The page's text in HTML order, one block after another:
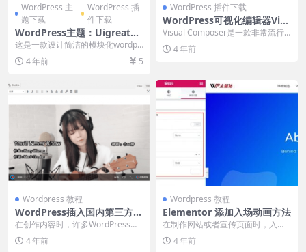
WordPress 主
题下载
WordPress 插
件下载
WordPress主题：Uigreat主
题加wpxyz插件
这是一款设计简洁的模块化wordpr
ess主题，时下最流行的就是这种模
块化的布局...
4 年前 5
WordPress 插件下载
WordPress可视化编辑器Visu
al Composer
Visual Composer是一款非常流行
的wordpress可视化编辑器，用...
4 年前
Wordpress 教程
WordPress插入国内第三方视
频的方法(优酷、腾讯视频等)
法使用古腾堡可重用区块高效
在创作内容时，许多WordPress站
点为都会用到视频，让网站更加丰
富 虽然说W...
4 年前
Wordpress 教程
Elementor 添加入场动画方法
在制作网站或者宣传页面时，入场
动画是经常会用到的一种效果，比
如淡入、移入、旋转等...
4 年前